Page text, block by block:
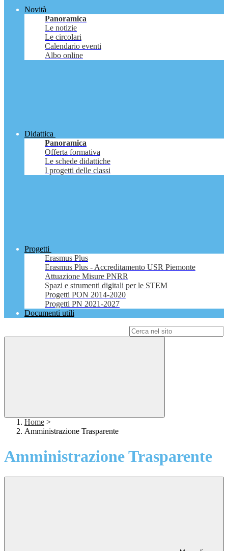
Novità
Panoramica
Le notizie
Le circolari
Calendario eventi
Albo online
Didattica
Panoramica
Offerta formativa
Le schede didattiche
I progetti delle classi
Progetti
Erasmus Plus
Erasmus Plus - Accreditamento USR Piemonte
Attuazione Misure PNRR
Spazi e strumenti digitali per le STEM
Progetti PON 2014-2020
Progetti PN 2021-2027
Documenti utili
Home >
Amministrazione Trasparente
Amministrazione Trasparente